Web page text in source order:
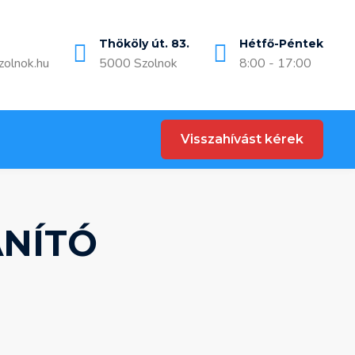
Thököly út. 83.
5000 Szolnok
Hétfő-Péntek
8:00 - 17:00
Visszahívást kérek